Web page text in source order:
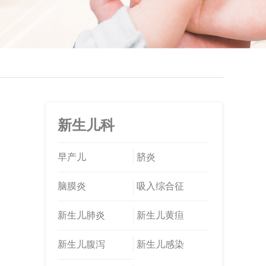
新生儿科
早产儿 脐炎
脑膜炎 吸入综合征
新生儿肺炎 新生儿黄疸
新生儿腹泻 新生儿感染